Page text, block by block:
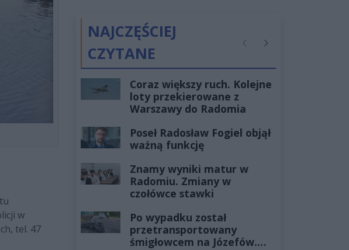
w
tel. 47
NAJCZĘŚCIEJ
CZYTANE
PoprzednieNastępne
Coraz większy ruch. Kolejne
loty przekierowane z
Warszawy do Radomia
Poseł Radosław Fogiel objął
ważną funkcję
Znamy wyniki matur w
Radomiu. Zmiany w
czołówce stawki
Po wypadku został
przetransportowany
śmigłowcem na Józefów.